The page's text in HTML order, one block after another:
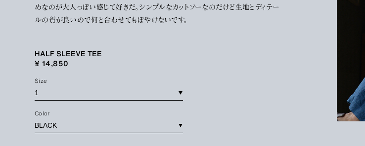
めなのが大人っぽい感じて好きだ。シンプルなカットソーなのだけど生地とディテー
ルの質が良いので何と合わせてもぼやけないです。
HALF SLEEVE TEE
¥ 14,850
Size
Color